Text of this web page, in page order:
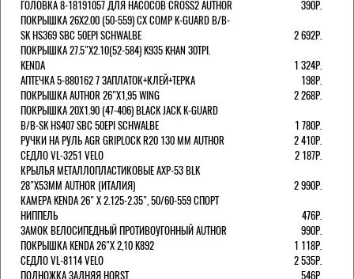
ГОЛОВКА 8-18191057 ДЛЯ НАСОСОВ CROSS2 AUTHOR
390Р.
ПОКРЫШКА 26X2.00 (50-559) CX COMP K-GUARD B/B-
SK HS369 SBC 50EPI SCHWALBE
2 692Р.
ПОКРЫШКА 27.5"Х2.10(52-584) K935 KHAN 30TPI.
KENDA
1 324Р.
АПТЕЧКА 5-880162 7 ЗАПЛАТОК+КЛЕЙ+ТЕРКА
198Р.
ПОКРЫШКА AUTHOR 26"Х1,95 WING
2 268Р.
ПОКРЫШКА 20X1.90 (47-406) BLACK JACK K-GUARD
B/B-SK HS407 SBC 50EPI SCHWALBE
1 780Р.
РУЧКИ НА РУЛЬ AGR GRIPLOCK R20 130 ММ AUTHOR
2 410Р.
СЕДЛО VL-3251 VELO
2 187Р.
КРЫЛЬЯ МЕТАЛЛОПЛАСТИКОВЫЕ AXP-53 BLK
28"Х53ММ AUTHOR (ИТАЛИЯ)
2 990Р.
КАМЕРА KENDA 26" Х 2.125-2.35", 50/60-559 СПОРТ
НИППЕЛЬ
476Р.
ЗАМОК ВЕЛОСИПЕДНЫЙ ПРОТИВОУГОННЫЙ AUTHOR
990Р.
ПОКРЫШКА KENDA 26"Х 2,10 K892
1 118Р.
СЕДЛО VL-8114 VELO
2 535Р.
ПОДНОЖКА ЗАДНЯЯ HORST
546Р.